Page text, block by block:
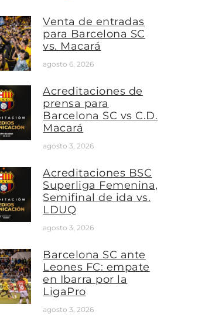
Venta de entradas
para Barcelona SC
vs. Macará
agosto 6, 2026
Acreditaciones de
prensa para
Barcelona SC vs C.D.
Macará
agosto 3, 2026
Acreditaciones BSC
Superliga Femenina,
Semifinal de ida vs.
LDUQ
agosto 3, 2026
Barcelona SC ante
Leones FC: empate
en Ibarra por la
LigaPro
agosto 3, 2026